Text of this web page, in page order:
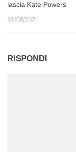
lascia Kate Powers
31/08/2021
RISPONDI